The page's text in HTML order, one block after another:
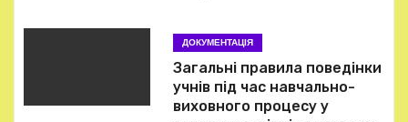
ДОКУМЕНТАЦІЯ
Загальні правила поведінки
учнів під час навчально-
виховного процесу у